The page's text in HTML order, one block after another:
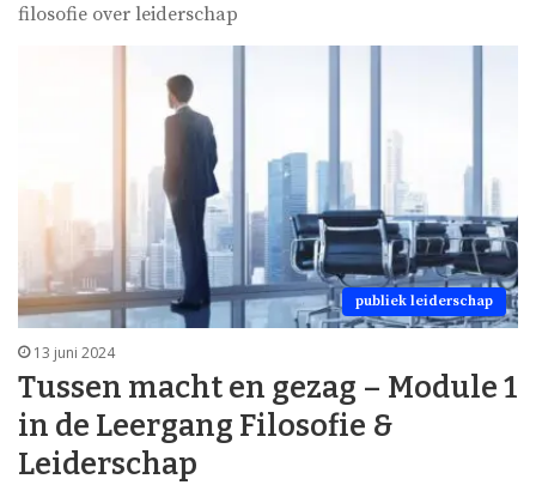
filosofie over leiderschap
publiek leiderschap
13 juni 2024
Tussen macht en gezag – Module 1
in de Leergang Filosofie &
Leiderschap